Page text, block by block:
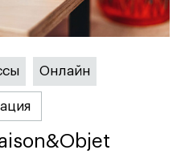
Онлайн